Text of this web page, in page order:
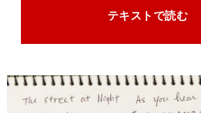
テキストで読む